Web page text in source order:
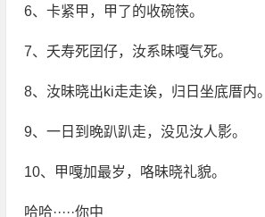
6、卡紧甲，甲了的收碗筷。
7、夭寿死囝仔，汝系昧嘎气死。
8、汝昧晓出ki走走诶，归日坐底厝内。
9、一日到晚趴趴走，没见汝人影。
10、甲嘎加最岁，咯昧晓礼貌。
哈哈·····你中